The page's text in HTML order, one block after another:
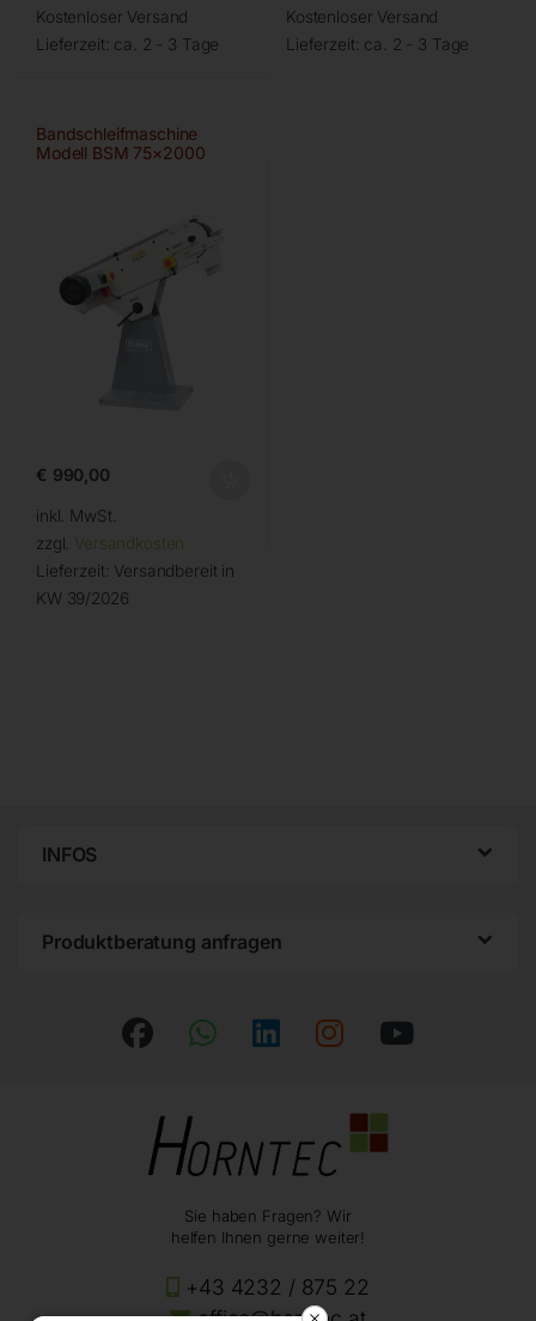
Kostenloser Versand
Lieferzeit: ca. 2 - 3 Tage
Kostenloser Versand
Lieferzeit: ca. 2 - 3 Tage
Bandschleifmaschine
Modell BSM 75×2000
€ 990,00
inkl. MwSt.
zzgl. Versandkosten
Lieferzeit: Versandbereit in
KW 39/2026
INFOS
Produktberatung anfragen
Sie haben Fragen? Wir
helfen Ihnen gerne weiter!
+43 4232 / 875 22